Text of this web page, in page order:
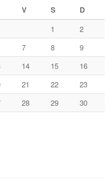
V S D
1
2
7 8
9
14 15
16
21 22
23
28 29
30